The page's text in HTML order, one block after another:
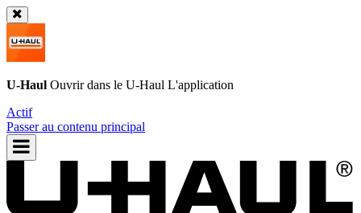
U-Haul Ouvrir dans le U-Haul L'application
Actif
Passer au contenu principal